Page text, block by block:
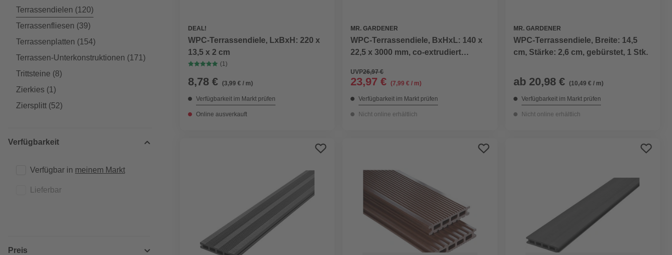
Terrassendielen (120)
Terrassenfliesen (39)
Terrassenplatten (154)
Terrassen-Unterkonstruktionen (171)
Trittsteine (8)
Zierkies (1)
Ziersplitt (52)
Verfügbarkeit
Verfügbar in meinem Markt
Lieferbar
Preis
DEAL!
WPC-Terrassendiele, LxBxH: 220 x
13,5 x 2 cm
(1)
8,78 € (3,99 € / m)
Verfügbarkeit im Markt prüfen
Online ausverkauft
MR. GARDENER
WPC-Terrassendiele, BxHxL: 140 x
22,5 x 3000 mm, co-extrudiert
UVP26,97 €
23,97 € (7,99 € / m)
Verfügbarkeit im Markt prüfen
Nicht online erhältlich
MR. GARDENER
WPC-Terrassendiele, Breite: 14,5
cm, Stärke: 2,6 cm, gebürstet, 1 Stk.
ab 20,98 € (10,49 € / m)
Verfügbarkeit im Markt prüfen
Nicht online erhältlich